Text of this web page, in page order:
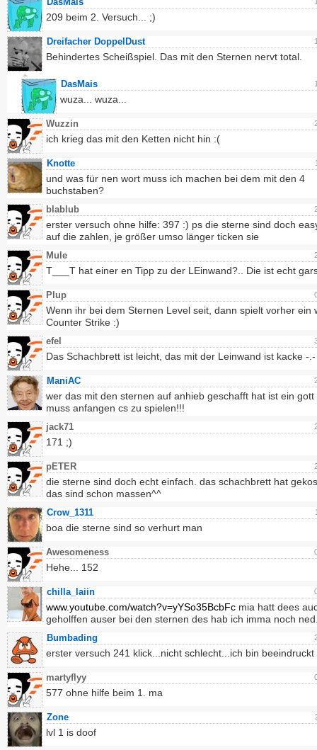
209 beim 2. Versuch... ;)
Dreifacher DoppelDust
Behindertes Scheißspiel. Das mit den Sternen nervt total.
DasMais
wuza... wuza...
Wuzzin
ich krieg das mit den Ketten nicht hin :(
Knotte
und was für nen wort muss ich machen bei dem mit den 4
buchstaben?
blablub
erster versuch ohne hilfe: 397 :) ps die sterne sind doch
auf die zahlen, je größer umso länger ticken sie
Mule
T___T hat einer en Tipp zu der LEinwand?.. Die ist echt
Plup
Wenn ihr bei dem Sternen Level seit, dann spielt vorher ein
Counter Strike :)
efel
Das Schachbrett ist leicht, das mit der Leinwand ist kacke -.-
ManiAC
wer das mit den sternen auf anhieb geschafft hat ist ein gott
muss anfangen cs zu spielen!!!
jack71
171 ;)
pETER
die sterne sind doch echt einfach. das schachbrett hat
das sind schon massen^^
Crow_1311
boa die sterne sind so verhurt man
Awesomeness
Hehe... 152
chilla_laiin
www.youtube.com/watch?v=yYSo35BcbFc mia hatt dees
geholffen auser bei den sternen des hab ich imma noch
Bumbading
erster versuch 241 klick...nicht schlecht...ich bin beeindruckt
martyflyy
577 ohne hilfe beim 1. ma
Zone
lvl 1 is doof